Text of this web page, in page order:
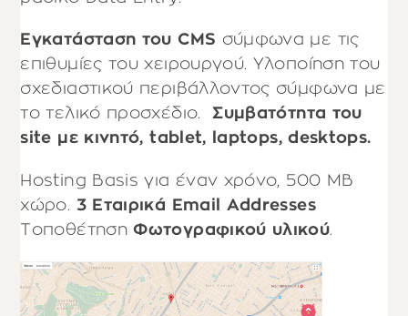
Εγκατάσταση του CMS σύμφωνα με τις
επιθυμίες του χειρουργού. Υλοποίηση του
σχεδιαστικού περιβάλλοντος σύμφωνα με
το τελικό προσχέδιο.Συμβατότητα του
site με κινητό, tablet, laptops, desktops.
Hosting Basis για έναν χρόνο, 500 ΜΒ
χώρο. 3 Εταιρικά Email Addresses
ΤοποθέτησηΦωτογραφικού υλικού.